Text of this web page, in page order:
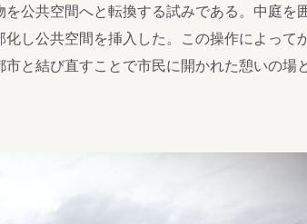
公共空間へと転換する試みである。中庭を
し公共空間を挿入した。この操作によって
と結び直すことで市民に開かれた憩いの場